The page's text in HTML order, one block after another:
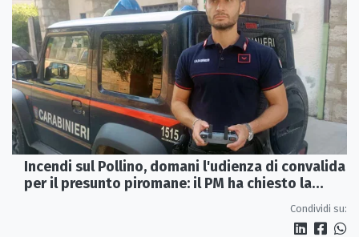
Incendi sul Pollino, domani l'udienza di convalida
per il presunto piromane: il PM ha chiesto la
Condividi su: